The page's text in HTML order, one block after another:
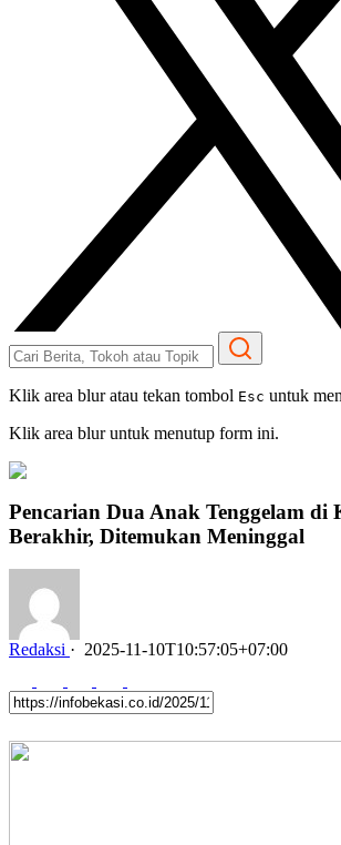
Klik area blur atau tekan tombol Esc untuk
Klik area blur untuk menutup form ini.
Pencarian Dua Anak Tenggelam di
Berakhir, Ditemukan Meninggal
Redaksi · 2025-11-10T10:57:05+07:00